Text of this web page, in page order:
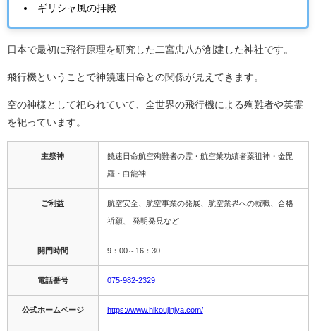
ギリシャ風の拝殿
日本で最初に飛行原理を研究した二宮忠八が創建した神社です。
飛行機ということで神饒速日命との関係が見えてきます。
空の神様として祀られていて、全世界の飛行機による殉難者や英霊
を祀っています。
主祭神 饒速日命航空殉難者の霊・航空業功績者薬祖神・金毘
羅・白龍神
ご利益 航空安全、航空事業の発展、航空業界への就職、合格
祈願、 発明発見など
開門時間 9：00～16：30
電話番号 075-982-2329
公式ホームページ https://www.hikoujinjya.com/